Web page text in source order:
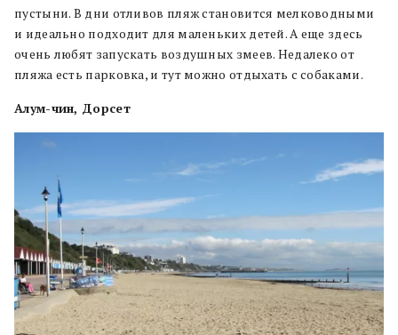
пустыни. В дни отливов пляж становится мелководными
и идеально подходит для маленьких детей. А еще здесь
очень любят запускать воздушных змеев. Недалеко от
пляжа есть парковка, и тут можно отдыхать с собаками.
Алум-чин, Дорсет